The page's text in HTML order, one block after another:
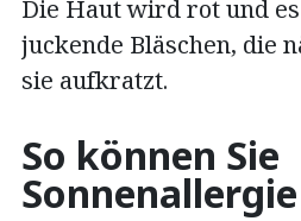
Die Haut wird rot und
juckende Bläschen, die
sie aufkratzt.
So können Sie